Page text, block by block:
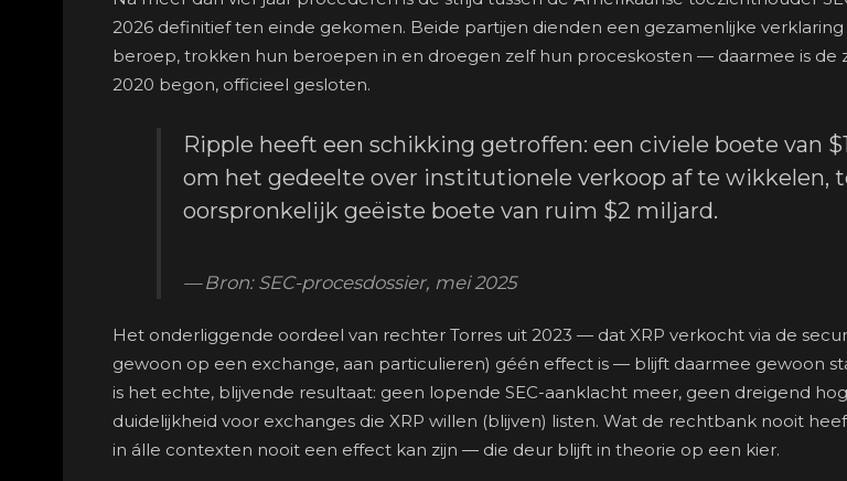
2026 definitief ten einde gekomen. Beide partijen dienden een gezamenlijke verklaring
beroep, trokken hun beroepen in en droegen zelf hun proceskosten — daarmee is de
2020 begon, officieel gesloten.
Ripple heeft een schikking getroffen: een civiele boete van
om het gedeelte over institutionele verkoop af te wikkelen,
oorspronkelijk geëiste boete van ruim $2 miljard.
Bron: SEC-procesdossier, mei 2025
Het onderliggende oordeel van rechter Torres uit 2023 — dat XRP verkocht via de
gewoon op een exchange, aan particulieren) géén effect is — blijft daarmee gewoon
is het echte, blijvende resultaat: geen lopende SEC-aanklacht meer, geen dreigend
duidelijkheid voor exchanges die XRP willen (blijven) listen. Wat de rechtbank nooit
in álle contexten nooit een effect kan zijn — die deur blijft in theorie op een kier.